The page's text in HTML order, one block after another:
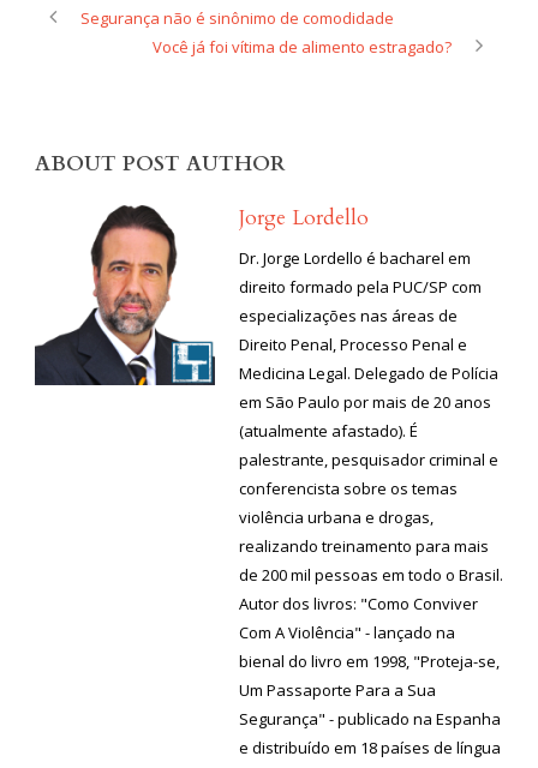
Segurança não é sinônimo de comodidade
Você já foi vítima de alimento estragado?
ABOUT POST AUTHOR
Jorge Lordello
Dr. Jorge Lordello é bacharel em
direito formado pela PUC/SP com
especializações nas áreas de
Direito Penal, Processo Penal e
Medicina Legal. Delegado de Polícia
em São Paulo por mais de 20 anos
(atualmente afastado). É
palestrante, pesquisador criminal e
conferencista sobre os temas
violência urbana e drogas,
realizando treinamento para mais
de 200 mil pessoas em todo o Brasil.
Autor dos livros: "Como Conviver
Com A Violência" - lançado na
bienal do livro em 1998, "Proteja-se,
Um Passaporte Para a Sua
Segurança" - publicado na Espanha
e distribuído em 18 países de língua